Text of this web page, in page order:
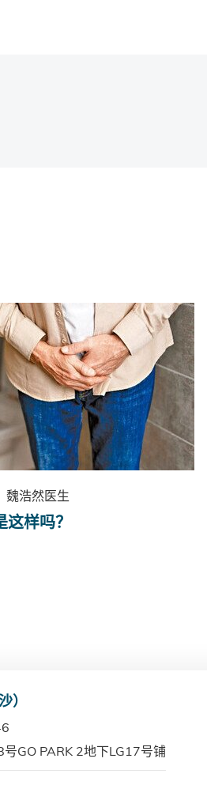
魏浩然医生
样吗？
）
GO PARK 2地下LG17号铺